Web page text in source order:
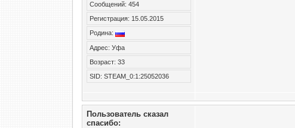
Сообщений: 454
Регистрация: 15.05.2015
Родина:
Адрес: Уфа
Возраст: 33
SID: STEAM_0:1:25052036
Пользователь сказал
cпасибо: